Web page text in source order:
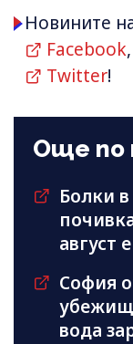
Новините
Facebook,
Twitter!
Още по
Болки
август
София
вода